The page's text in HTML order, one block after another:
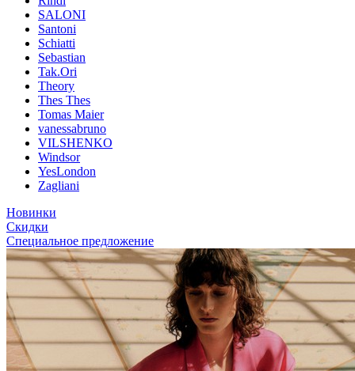
SALONI
Santoni
Schiatti
Sebastian
Tak.Ori
Theory
Thes Thes
Tomas Maier
vanessabruno
VILSHENKO
Windsor
YesLondon
Zagliani
Новинки
Скидки
Специальное предложение